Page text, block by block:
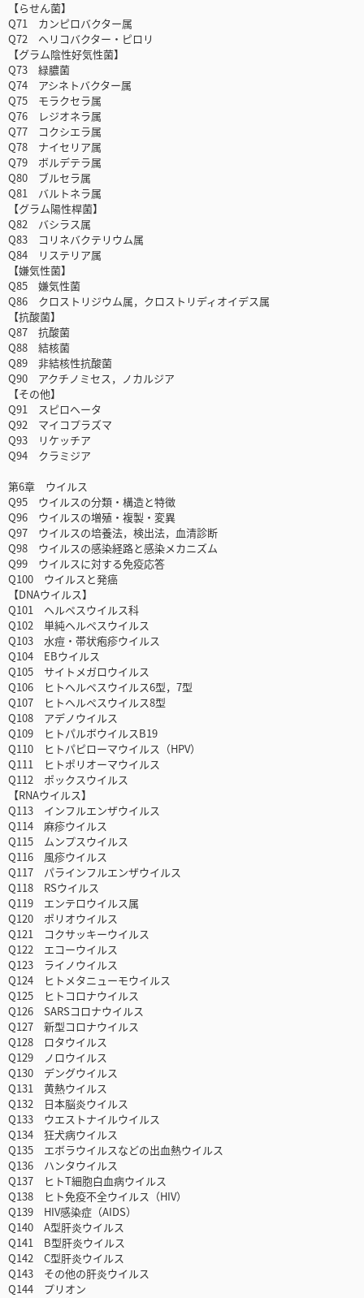
【らせん菌】
Q71 カンピロバクター属
Q72 ヘリコバクター・ピロリ
【グラム陰性好気性菌】
Q73 緑膿菌
Q74 アシネトバクター属
Q75 モラクセラ属
Q76 レジオネラ属
Q77 コクシエラ属
Q78 ナイセリア属
Q79 ボルデテラ属
Q80 ブルセラ属
Q81 バルトネラ属
【グラム陽性桿菌】
Q82 バシラス属
Q83 コリネバクテリウム属
Q84 リステリア属
【嫌気性菌】
Q85 嫌気性菌
Q86 クロストリジウム属，クロストリディオイデス属
【抗酸菌】
Q87 抗酸菌
Q88 結核菌
Q89 非結核性抗酸菌
Q90 アクチノミセス，ノカルジア
【その他】
Q91 スピロヘータ
Q92 マイコプラズマ
Q93 リケッチア
Q94 クラミジア
第6章 ウイルス
Q95 ウイルスの分類・構造と特徴
Q96 ウイルスの増殖・複製・変異
Q97 ウイルスの培養法，検出法，血清診断
Q98 ウイルスの感染経路と感染メカニズム
Q99 ウイルスに対する免疫応答
Q100 ウイルスと発癌
【DNAウイルス】
Q101 ヘルペスウイルス科
Q102 単純ヘルペスウイルス
Q103 水痘・帯状疱疹ウイルス
Q104 EBウイルス
Q105 サイトメガロウイルス
Q106 ヒトヘルペスウイルス6型，7型
Q107 ヒトヘルペスウイルス8型
Q108 アデノウイルス
Q109 ヒトパルボウイルスB19
Q110 ヒトパピローマウイルス（HPV）
Q111 ヒトポリオーマウイルス
Q112 ポックスウイルス
【RNAウイルス】
Q113 インフルエンザウイルス
Q114 麻疹ウイルス
Q115 ムンプスウイルス
Q116 風疹ウイルス
Q117 パラインフルエンザウイルス
Q118 RSウイルス
Q119 エンテロウイルス属
Q120 ポリオウイルス
Q121 コクサッキーウイルス
Q122 エコーウイルス
Q123 ライノウイルス
Q124 ヒトメタニューモウイルス
Q125 ヒトコロナウイルス
Q126 SARSコロナウイルス
Q127 新型コロナウイルス
Q128 ロタウイルス
Q129 ノロウイルス
Q130 デングウイルス
Q131 黄熱ウイルス
Q132 日本脳炎ウイルス
Q133 ウエストナイルウイルス
Q134 狂犬病ウイルス
Q135 エボラウイルスなどの出血熱ウイルス
Q136 ハンタウイルス
Q137 ヒトT細胞白血病ウイルス
Q138 ヒト免疫不全ウイルス（HIV）
Q139 HIV感染症（AIDS）
Q140 A型肝炎ウイルス
Q141 B型肝炎ウイルス
Q142 C型肝炎ウイルス
Q143 その他の肝炎ウイルス
Q144 プリオン